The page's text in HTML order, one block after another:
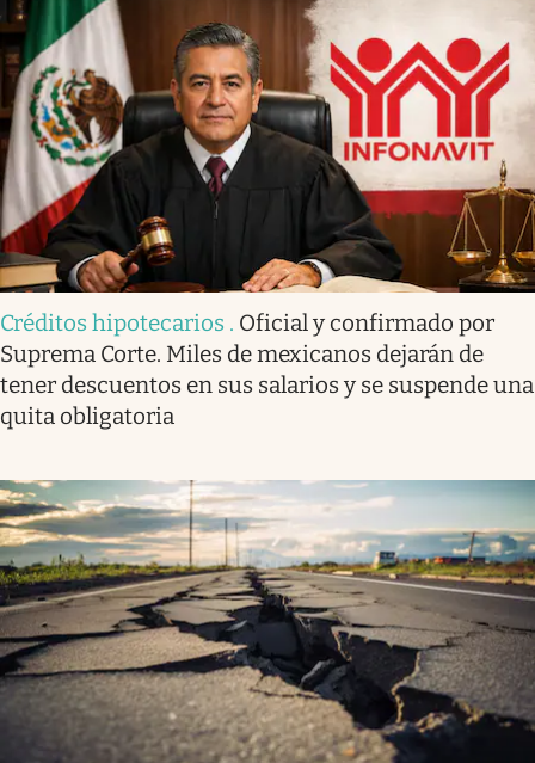
Créditos hipotecarios . Oficial y confirmado por
Suprema Corte. Miles de mexicanos dejarán de
tener descuentos en sus salarios y se suspende una
quita obligatoria